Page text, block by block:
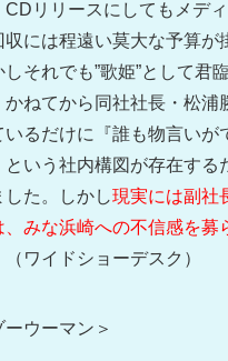
CDリリースにしてもメデ
収には程遠い莫大な予算が
しそれでも”歌姫”として君
かねてから同社社長・松浦
いるだけに『誰も物言いが
という社内構図が存在する
した。しかし現実には副社
、みな浜崎への不信感を募
（ワイドショーデスク）
ーウーマン＞